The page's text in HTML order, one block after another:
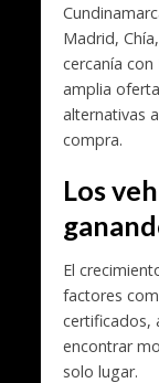
Madrid,
cercanía
amplia
alternativas
compra.
Los
El
factores
certificados,
encontrar
solo lugar.